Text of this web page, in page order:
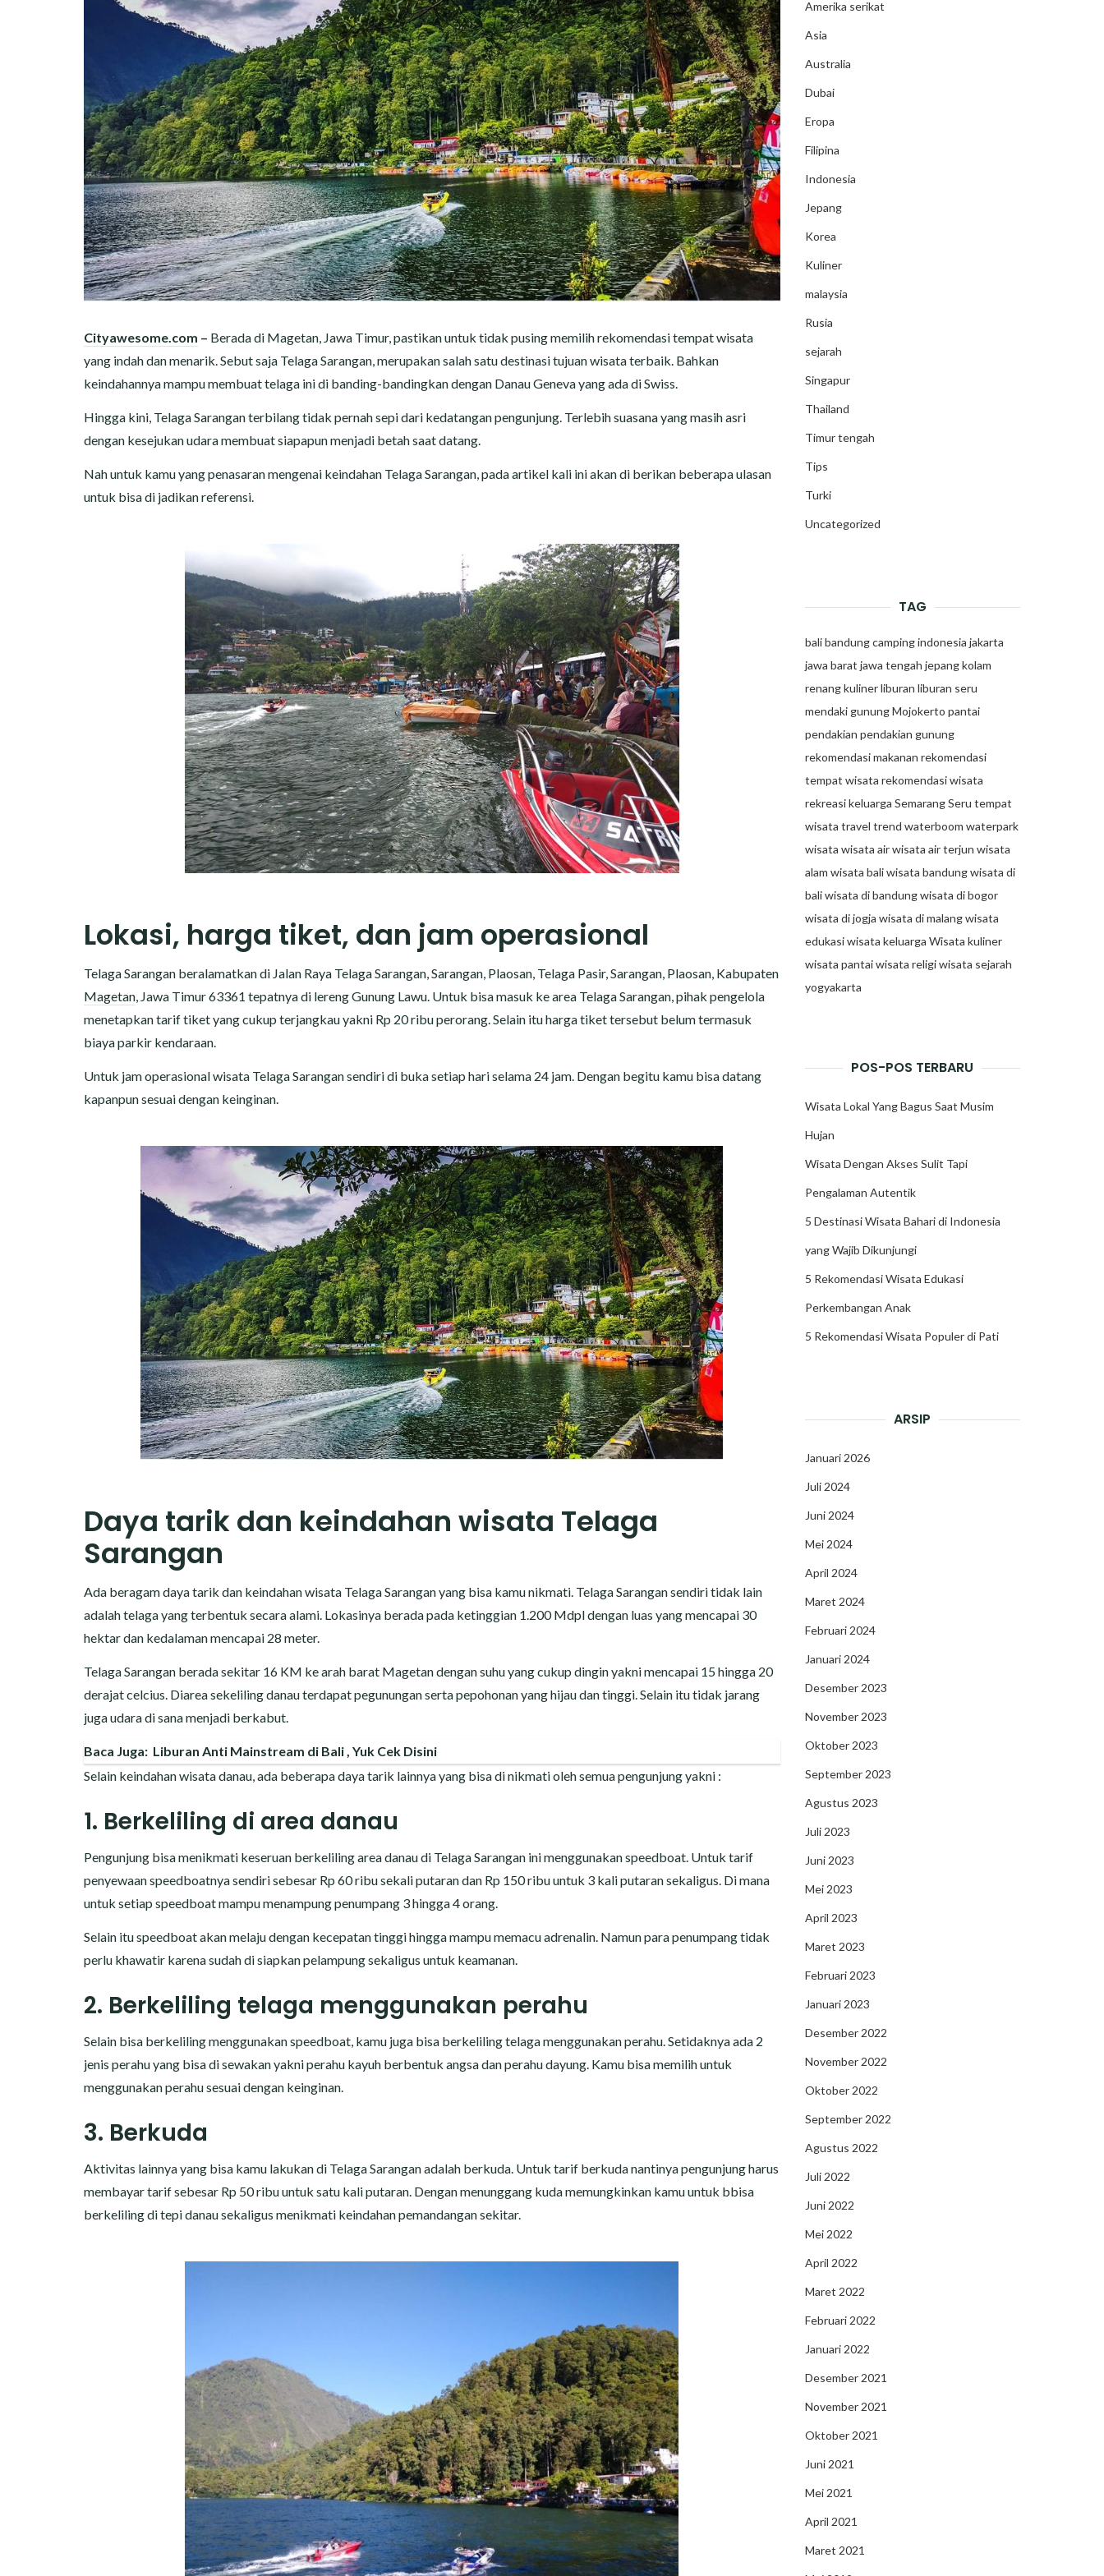
Cityawesome.com – Berada di Magetan, Jawa Timur, pastikan untuk tidak pusing memilih rekomendasi tempat wisata
yang indah dan menarik. Sebut saja Telaga Sarangan, merupakan salah satu destinasi tujuan wisata terbaik. Bahkan
keindahannya mampu membuat telaga ini di banding-bandingkan dengan Danau Geneva yang ada di Swiss.
Hingga kini, Telaga Sarangan terbilang tidak pernah sepi dari kedatangan pengunjung. Terlebih suasana yang masih asri
dengan kesejukan udara membuat siapapun menjadi betah saat datang.
Nah untuk kamu yang penasaran mengenai keindahan Telaga Sarangan, pada artikel kali ini akan di berikan beberapa ulasan
untuk bisa di jadikan referensi.
Lokasi, harga tiket, dan jam operasional
Telaga Sarangan beralamatkan di Jalan Raya Telaga Sarangan, Sarangan, Plaosan, Telaga Pasir, Sarangan, Plaosan, Kabupaten
Magetan, Jawa Timur 63361 tepatnya di lereng Gunung Lawu. Untuk bisa masuk ke area Telaga Sarangan, pihak pengelola
menetapkan tarif tiket yang cukup terjangkau yakni Rp 20 ribu perorang. Selain itu harga tiket tersebut belum termasuk
biaya parkir kendaraan.
Untuk jam operasional wisata Telaga Sarangan sendiri di buka setiap hari selama 24 jam. Dengan begitu kamu bisa datang
kapanpun sesuai dengan keinginan.
Daya tarik dan keindahan wisata Telaga
Sarangan
Ada beragam daya tarik dan keindahan wisata Telaga Sarangan yang bisa kamu nikmati. Telaga Sarangan sendiri tidak lain
adalah telaga yang terbentuk secara alami. Lokasinya berada pada ketinggian 1.200 Mdpl dengan luas yang mencapai 30
hektar dan kedalaman mencapai 28 meter.
Telaga Sarangan berada sekitar 16 KM ke arah barat Magetan dengan suhu yang cukup dingin yakni mencapai 15 hingga 20
derajat celcius. Diarea sekeliling danau terdapat pegunungan serta pepohonan yang hijau dan tinggi. Selain itu tidak jarang
juga udara di sana menjadi berkabut.
Baca Juga: Liburan Anti Mainstream di Bali , Yuk Cek Disini
Selain keindahan wisata danau, ada beberapa daya tarik lainnya yang bisa di nikmati oleh semua pengunjung yakni :
1. Berkeliling di area danau
Pengunjung bisa menikmati keseruan berkeliling area danau di Telaga Sarangan ini menggunakan speedboat. Untuk tarif
penyewaan speedboatnya sendiri sebesar Rp 60 ribu sekali putaran dan Rp 150 ribu untuk 3 kali putaran sekaligus. Di mana
untuk setiap speedboat mampu menampung penumpang 3 hingga 4 orang.
Selain itu speedboat akan melaju dengan kecepatan tinggi hingga mampu memacu adrenalin. Namun para penumpang tidak
perlu khawatir karena sudah di siapkan pelampung sekaligus untuk keamanan.
2. Berkeliling telaga menggunakan perahu
Selain bisa berkeliling menggunakan speedboat, kamu juga bisa berkeliling telaga menggunakan perahu. Setidaknya ada 2
jenis perahu yang bisa di sewakan yakni perahu kayuh berbentuk angsa dan perahu dayung. Kamu bisa memilih untuk
menggunakan perahu sesuai dengan keinginan.
3. Berkuda
Aktivitas lainnya yang bisa kamu lakukan di Telaga Sarangan adalah berkuda. Untuk tarif berkuda nantinya pengunjung harus
membayar tarif sebesar Rp 50 ribu untuk satu kali putaran. Dengan menunggang kuda memungkinkan kamu untuk bbisa
berkeliling di tepi danau sekaligus menikmati keindahan pemandangan sekitar.
Amerika serikat
Asia
Australia
Dubai
Eropa
Filipina
Indonesia
Jepang
Korea
Kuliner
malaysia
Rusia
sejarah
Singapur
Thailand
Timur tengah
Tips
Turki
Uncategorized
TAG
bali bandung camping indonesia jakarta
jawa barat jawa tengah jepang kolam
renang kuliner liburan liburan seru
mendaki gunung Mojokerto pantai
pendakian pendakian gunung
rekomendasi makanan rekomendasi
tempat wisata rekomendasi wisata
rekreasi keluarga Semarang Seru tempat
wisata travel trend waterboom waterpark
wisata wisata air wisata air terjun wisata
alam wisata bali wisata bandung wisata di
bali wisata di bandung wisata di bogor
wisata di jogja wisata di malang wisata
edukasi wisata keluarga Wisata kuliner
wisata pantai wisata religi wisata sejarah
yogyakarta
POS-POS TERBARU
Wisata Lokal Yang Bagus Saat Musim
Hujan
Wisata Dengan Akses Sulit Tapi
Pengalaman Autentik
5 Destinasi Wisata Bahari di Indonesia
yang Wajib Dikunjungi
5 Rekomendasi Wisata Edukasi
Perkembangan Anak
5 Rekomendasi Wisata Populer di Pati
ARSIP
Januari 2026
Juli 2024
Juni 2024
Mei 2024
April 2024
Maret 2024
Februari 2024
Januari 2024
Desember 2023
November 2023
Oktober 2023
September 2023
Agustus 2023
Juli 2023
Juni 2023
Mei 2023
April 2023
Maret 2023
Februari 2023
Januari 2023
Desember 2022
November 2022
Oktober 2022
September 2022
Agustus 2022
Juli 2022
Juni 2022
Mei 2022
April 2022
Maret 2022
Februari 2022
Januari 2022
Desember 2021
November 2021
Oktober 2021
Juni 2021
Mei 2021
April 2021
Maret 2021